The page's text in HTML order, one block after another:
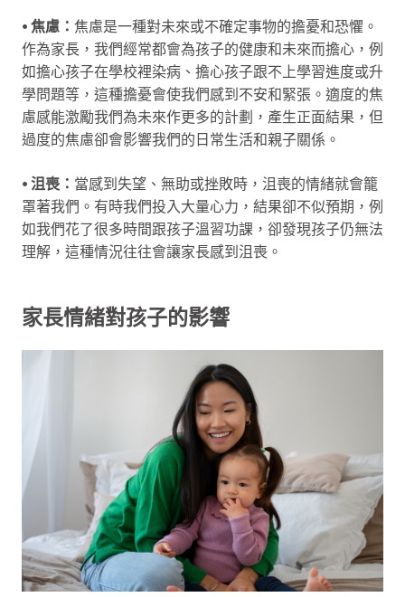
⦁ 焦慮： 焦慮是一種對未來或不確定事物的擔憂和恐懼。
作為家長，我們經常都會為孩子的健康和未來而擔心，例
如擔心孩子在學校裡染病、擔心孩子跟不上學習進度或升
學問題等，這種擔憂會使我們感到不安和緊張。適度的焦
慮感能激勵我們為未來作更多的計劃，產生正面結果，但
過度的焦慮卻會影響我們的日常生活和親子關係。
⦁ 沮喪： 當感到失望、無助或挫敗時，沮喪的情緒就會籠
罩著我們。有時我們投入大量心力，結果卻不似預期，例
如我們花了很多時間跟孩子溫習功課，卻發現孩子仍無法
理解，這種情況往往會讓家長感到沮喪。
家長情緒對孩子的影響